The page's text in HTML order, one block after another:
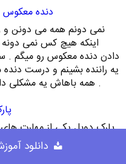
دنده
نمی دونم همه می دونن و
اینکه هیچ کس نمی
دادن دنده معکوس رو میگم .
یه راننده بشینم و درست
. همه باهاش یه مشکلی
پارک دوبل یکی از مهارت
خیلی پرکاربرده و کسی که
قطعا به دردسر میفته و
دانلود